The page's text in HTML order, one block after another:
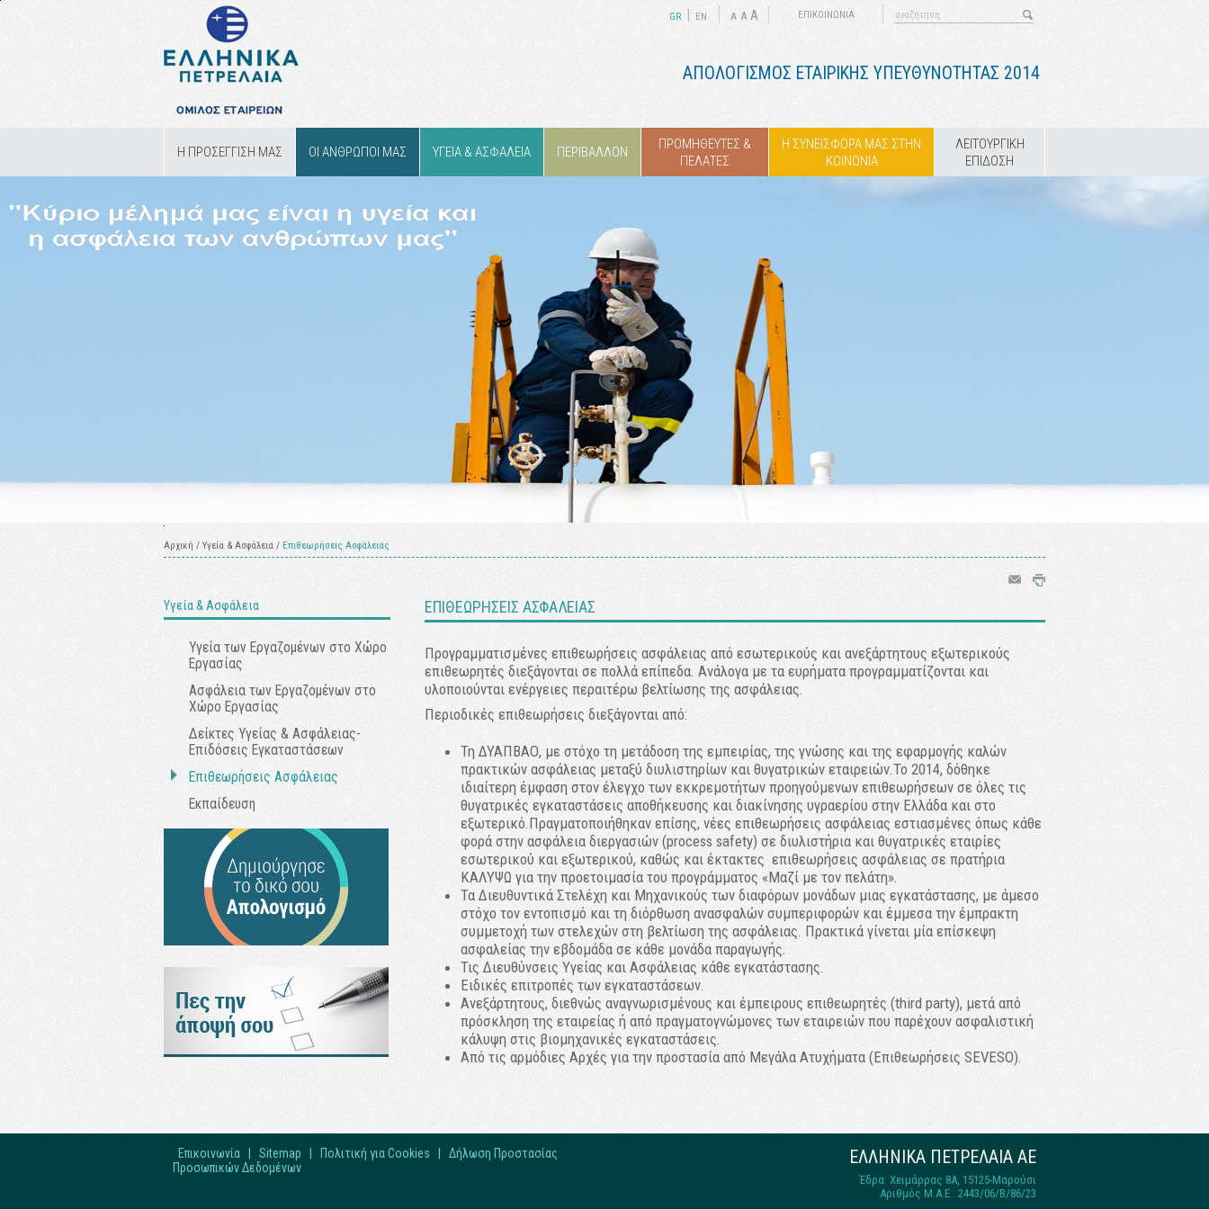
GR ΕΝ A A A ΕΠΙΚΟΙΝΩΝΙΑ
ΑΠΟΛΟΓΙΣΜΟΣ ΕΤΑΙΡΙΚΗΣ ΥΠΕΥΘΥΝΟΤΗΤΑΣ 2014
Η ΠΡΟΣΕΓΓΙΣΗ ΜΑΣ ΟΙ ΑΝΘΡΩΠΟΙ ΜΑΣ ΥΓΕΙΑ & ΑΣΦΑΛΕΙΑ ΠΕΡΙΒΑΛΛΟΝ
ΠΡΟΜΗΘΕΥΤΕΣ &
ΠΕΛΑΤΕΣ
Η ΣΥΝΕΙΣΦΟΡΑ ΜΑΣ ΣΤΗΝ
ΚΟΙΝΩΝΙΑ
ΛΕΙΤΟΥΡΓΙΚΗ
ΕΠΙΔΟΣΗ
Αρχική / Υγεία & Ασφάλεια / Επιθεωρήσεις Aσφάλειας
Υγεία & Ασφάλεια
Υγεία των Εργαζομένων στο Xώρο
Eργασίας
Ασφάλεια των Εργαζομένων στο
Χώρο Εργασίας
Δείκτες Υγείας & Ασφάλειας-
Επιδόσεις Εγκαταστάσεων
Επιθεωρήσεις Aσφάλειας
Εκπαίδευση
ΕΠΙΘΕΩΡΗΣΕΙΣ AΣΦΑΛΕΙΑΣ
Προγραμματισμένες επιθεωρήσεις ασφάλειας από εσωτερικούς και ανεξάρτητους εξωτερικούς
επιθεωρητές διεξάγονται σε πολλά επίπεδα. Ανάλογα με τα ευρήματα προγραμματίζονται και
υλοποιούνται ενέργειες περαιτέρω βελτίωσης της ασφάλειας.
Περιοδικές επιθεωρήσεις διεξάγονται από:
Τη ΔΥΑΠBAΟ, με στόχο τη μετάδοση της εμπειρίας, της γνώσης και της εφαρμογής καλών
πρακτικών ασφάλειας μεταξύ διυλιστηρίων και θυγατρικών εταιρειών.Το 2014, δόθηκε
ιδιαίτερη έμφαση στον έλεγχο των εκκρεμοτήτων προηγούμενων επιθεωρήσεων σε όλες τις
θυγατρικές εγκαταστάσεις αποθήκευσης και διακίνησης υγραερίου στην Ελλάδα και στο
εξωτερικό.Πραγματοποιήθηκαν επίσης, νέες επιθεωρήσεις ασφάλειας εστιασμένες όπως κάθε
φορά στην ασφάλεια διεργασιών (process safety) σε διυλιστήρια και θυγατρικές εταιρίες
εσωτερικού και εξωτερικού, καθώς και έκτακτες επιθεωρήσεις ασφάλειας σε πρατήρια
ΚΑΛΥΨΩ για την προετοιμασία του προγράμματος «Μαζί με τον πελάτη».
Τα Διευθυντικά Στελέχη και Mηχανικούς των διαφόρων μονάδων μιας εγκατάστασης, με άμεσο
στόχο τον εντοπισμό και τη διόρθωση ανασφαλών συμπεριφορών και έμμεσα την έμπρακτη
συμμετοχή των στελεχών στη βελτίωση της ασφάλειας. Πρακτικά γίνεται μία επίσκεψη
ασφαλείας την εβδομάδα σε κάθε μονάδα παραγωγής.
Τις Διευθύνσεις Υγείας και Ασφάλειας κάθε εγκατάστασης.
Ειδικές επιτροπές των εγκαταστάσεων.
Ανεξάρτητους, διεθνώς αναγνωρισμένους και έμπειρους επιθεωρητές (third party), μετά από
πρόσκληση της εταιρείας ή από πραγματογνώμονες των εταιρειών που παρέχουν ασφαλιστική
κάλυψη στις βιομηχανικές εγκαταστάσεις.
Από τις αρμόδιες Αρχές για την προστασία από Μεγάλα Ατυχήματα (Επιθεωρήσεις SEVESO).
Επικοινωνία Sitemap Πολιτική για Cookies
Δήλωση Προστασίας
Προσωπικών Δεδομένων
ΕΛΛΗΝΙΚΑ ΠΕΤΡΕΛΑΙΑ ΑΕ
Έδρα: Χειμάρρας 8A, 15125-Μαρούσι
Αριθμός Μ.Α.Ε.: 2443/06/Β/86/23